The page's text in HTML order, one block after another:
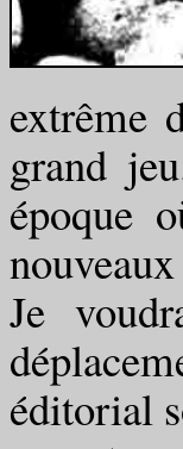
extrême
grand
époque
Je
éditorial